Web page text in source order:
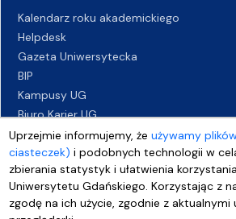
Uprzejmie informujemy, żeużywamy
ciasteczek) i podobnych technologii w
zbierania statystyk i ułatwienia
Uniwersytetu Gdańskiego. Korzystając z
zgodę na ich użycie, zgodnie z aktualnymi
Kalendarz roku akademickiego
Helpdesk
Gazeta Uniwersytecka
BIP
Kampusy UG
Biuro Karier UG
Oferty pracy
Deklaracja dostępności